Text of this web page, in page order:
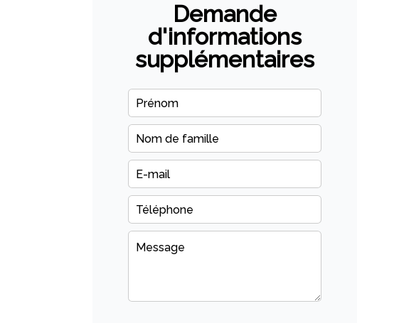
Demande
d'informations
supplémentaires